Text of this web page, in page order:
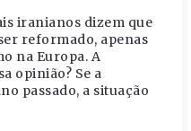
iranianos dizem que
reformado, apenas
na Europa. A
opinião? Se a
passado, a situação